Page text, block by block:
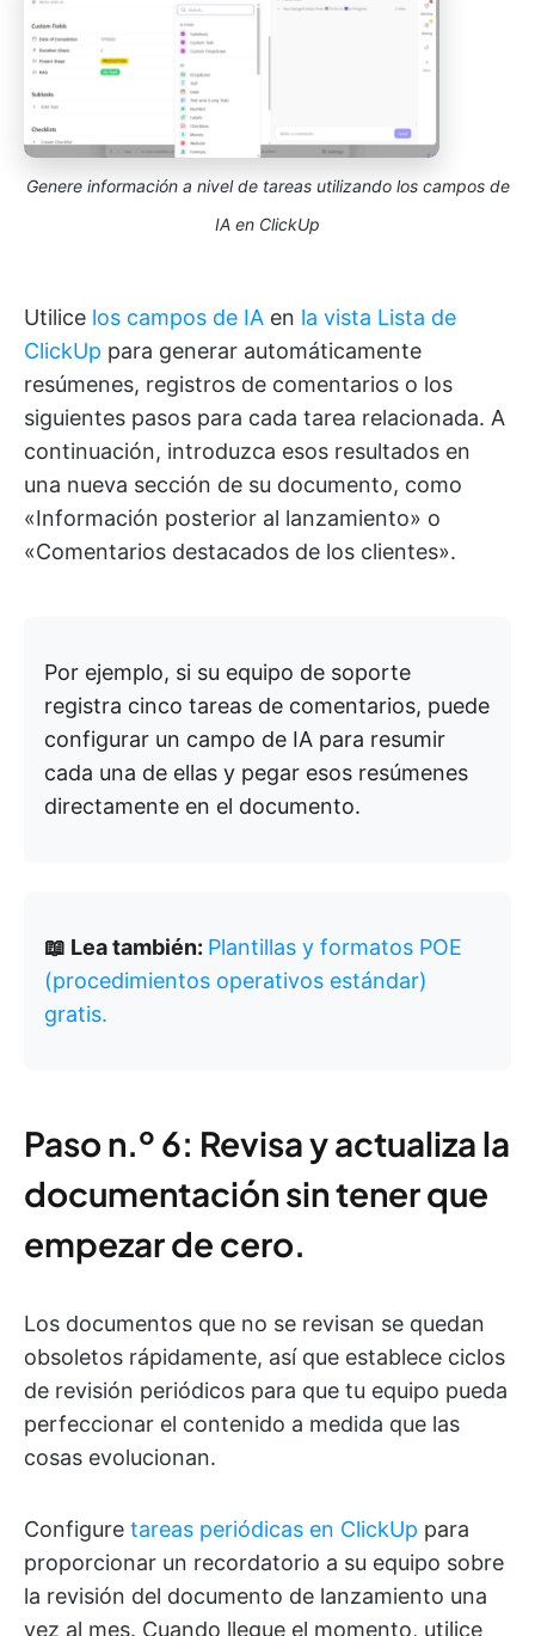
Genere información a nivel de tareas utilizando los campos de
IA en ClickUp
Utilice los campos de IA en la vista Lista de
ClickUp para generar automáticamente
resúmenes, registros de comentarios o los
siguientes pasos para cada tarea relacionada. A
continuación, introduzca esos resultados en
una nueva sección de su documento, como
«Información posterior al lanzamiento» o
«Comentarios destacados de los clientes».
Por ejemplo, si su equipo de soporte
registra cinco tareas de comentarios, puede
configurar un campo de IA para resumir
cada una de ellas y pegar esos resúmenes
directamente en el documento.
📖 Lea también: Plantillas y formatos POE
(procedimientos operativos estándar)
gratis.
Paso n.º 6: Revisa y actualiza la
documentación sin tener que
empezar de cero.
Los documentos que no se revisan se quedan
obsoletos rápidamente, así que establece ciclos
de revisión periódicos para que tu equipo pueda
perfeccionar el contenido a medida que las
cosas evolucionan.
Configure tareas periódicas en ClickUp para
proporcionar un recordatorio a su equipo sobre
la revisión del documento de lanzamiento una
vez al mes. Cuando llegue el momento, utilice